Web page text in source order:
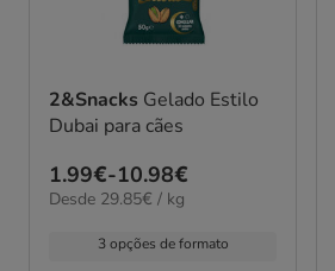
2&Snacks Gelado Estilo
Dubai para cães
Preço
de
1.99€-10.98€
29.85€
Desde 29.85€ / kg
3 opções de formato